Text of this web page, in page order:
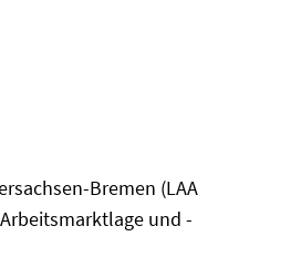
Bremen (LAA
und -